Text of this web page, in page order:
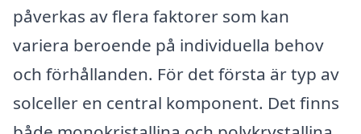
påverkas av flera faktorer som kan
variera beroende på individuella behov
och förhållanden. För det första är typ av
solceller en central komponent. Det finns